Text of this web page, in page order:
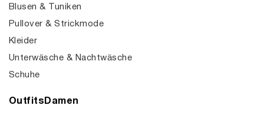
Blusen & Tuniken
Pullover & Strickmode
Kleider
Unterwäsche & Nachtwäsche
Schuhe
OutfitsDamen